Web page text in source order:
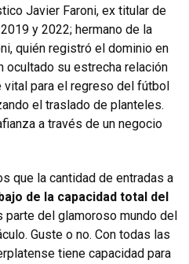
Javier Faroni, ex titular de
y 2022; hermano de la
quién registró el dominio en
ocultado su estrecha relación
vital para el regreso del fútbol
el traslado de planteles.
a través de un negocio
que la cantidad de entradas a
de la capacidad total del
parte del glamoroso mundo del
Guste o no. Con todas las
tiene capacidad para